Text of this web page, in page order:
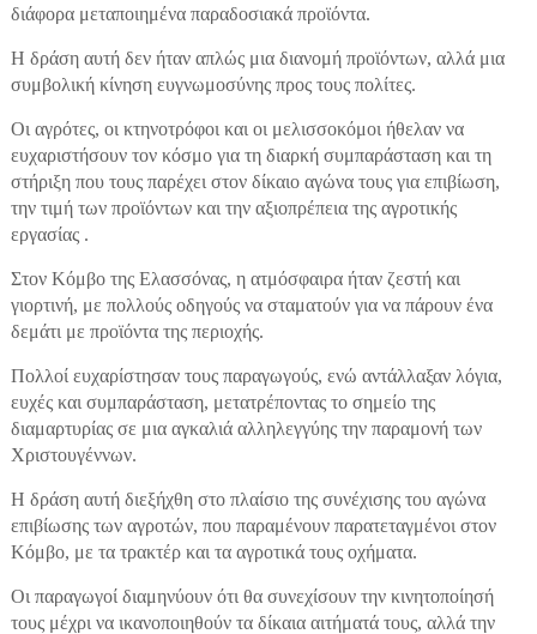
διάφορα μεταποιημένα παραδοσιακά προϊόντα.
Η δράση αυτή δεν ήταν απλώς μια διανομή προϊόντων, αλλά μια
συμβολική κίνηση ευγνωμοσύνης προς τους πολίτες.
Οι αγρότες, οι κτηνοτρόφοι και οι μελισσοκόμοι ήθελαν να
ευχαριστήσουν τον κόσμο για τη διαρκή συμπαράσταση και τη
στήριξη που τους παρέχει στον δίκαιο αγώνα τους για επιβίωση,
την τιμή των προϊόντων και την αξιοπρέπεια της αγροτικής
εργασίας .
Στον Κόμβο της Ελασσόνας, η ατμόσφαιρα ήταν ζεστή και
γιορτινή, με πολλούς οδηγούς να σταματούν για να πάρουν ένα
δεμάτι με προϊόντα της περιοχής.
Πολλοί ευχαρίστησαν τους παραγωγούς, ενώ αντάλλαξαν λόγια,
ευχές και συμπαράσταση, μετατρέποντας το σημείο της
διαμαρτυρίας σε μια αγκαλιά αλληλεγγύης την παραμονή των
Χριστουγέννων.
Η δράση αυτή διεξήχθη στο πλαίσιο της συνέχισης του αγώνα
επιβίωσης των αγροτών, που παραμένουν παρατεταγμένοι στον
Κόμβο, με τα τρακτέρ και τα αγροτικά τους οχήματα.
Οι παραγωγοί διαμηνύουν ότι θα συνεχίσουν την κινητοποίησή
τους μέχρι να ικανοποιηθούν τα δίκαια αιτήματά τους, αλλά την